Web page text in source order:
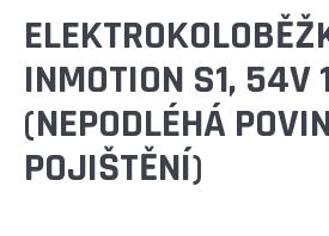
INMOTION S1,
(NEPODLÉHÁ
POJIŠTĚNÍ)
T
?